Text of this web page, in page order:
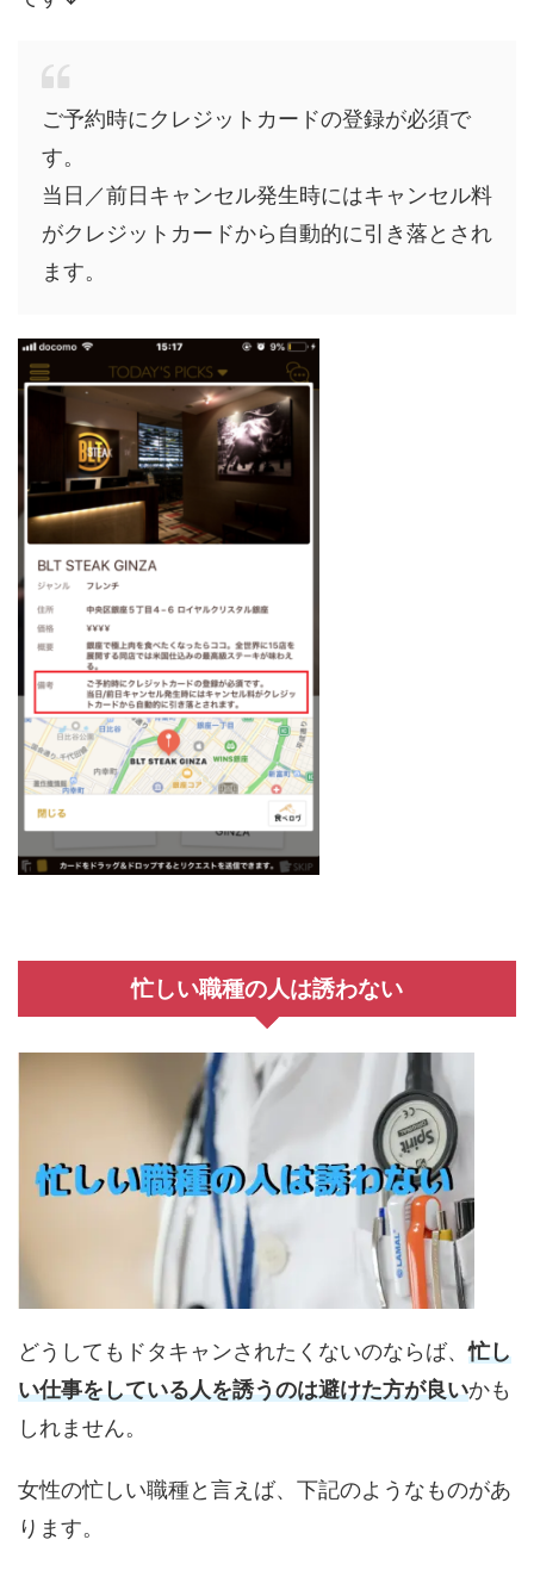
ご予約時にクレジットカードの登録が必須で
す。
当日／前日キャンセル発生時にはキャンセル料
がクレジットカードから自動的に引き落とされ
ます。
忙しい職種の人は誘わない
どうしてもドタキャンされたくないのならば、忙し
い仕事をしている人を誘うのは避けた方が良いかも
しれません。
女性の忙しい職種と言えば、下記のようなものがあ
ります。